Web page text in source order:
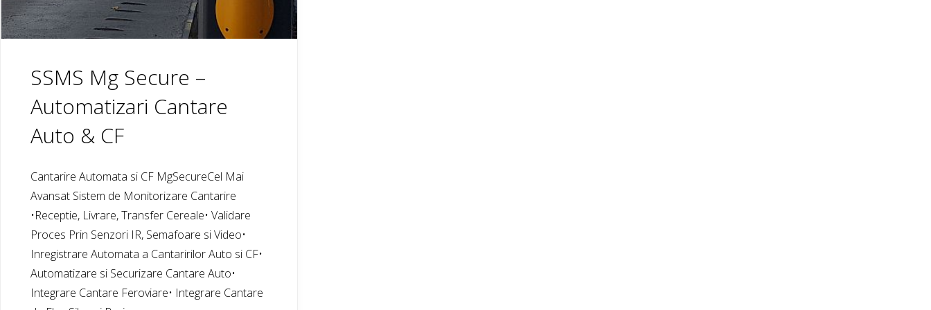
SSMS Mg Secure –
Automatizari Cantare
Auto & CF
Cantarire Automata si CF MgSecureCel Mai
Avansat Sistem de Monitorizare Cantarire
•Receptie, Livrare, Transfer Cereale• Validare
Proces Prin Senzori IR, Semafoare si Video•
Inregistrare Automata a Cantaririlor Auto si CF•
Automatizare si Securizare Cantare Auto•
Integrare Cantare Feroviare• Integrare Cantare